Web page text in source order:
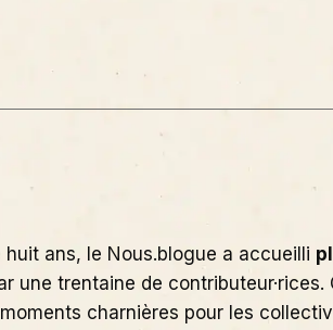
huit ans, le Nous.blogue a accueilli
une trentaine de contributeur·rices.
charnières pour les